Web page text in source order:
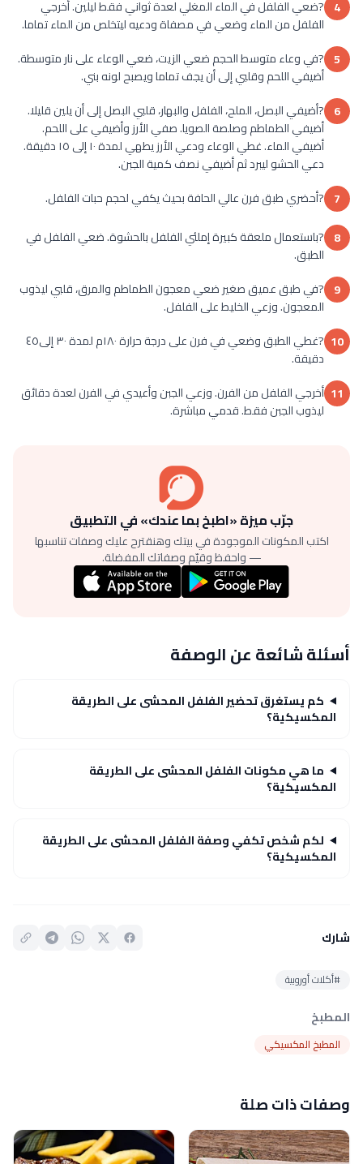
4 ?ضعي الفلفل في الماء المغلي لعدة ثواني فقط ليلين. أخرجي
الفلفل من الماء وضعي في مصفاة ودعيه ليتخلص من الماء تماما.
5 ?في وعاء متوسط الحجم ضعي الزيت، ضعي الوعاء على نار متوسطة.
أضيفي اللحم وقلبي إلى أن يجف تماما ويصبح لونه بني.
6 ?أضيفي البصل، الملح، الفلفل والبهار، قلبي البصل إلى أن يلين قليلا.
أضيفي الطماطم وصلصة الصويا. صفي الأرز وأضيفي على اللحم.
أضيفي الماء. غطي الوعاء ودعي الأرز يطهي لمدة ١٠ إلى ١٥ دقيقة.
دعي الحشو ليبرد ثم أضيفي نصف كمية الجبن.
7 ?أحضري طبق فرن عالي الحافة بحيث يكفي لحجم حبات الفلفل.
8 ?باستعمال ملعقة كبيرة إملئي الفلفل بالحشوة. ضعي الفلفل في
الطبق.
9 ?في طبق عميق صغير ضعي معجون الطماطم والمرق، قلبي ليذوب
المعجون. وزعي الخليط على الفلفل.
10
?غطي الطبق وضعي في فرن على درجة حرارة ١٨٠م لمدة ٣٠ إلى٤٥
دقيقة.
11 أخرجي الفلفل من الفرن. وزعي الجبن وأعيدي في الفرن لعدة دقائق
ليذوب الجبن فقط. قدمي مباشرة.
جرّب ميزة «اطبخ بما عندك» في التطبيق
اكتب المكونات الموجودة في بيتك وهنقترح عليك وصفات تناسبها
— واحفظ وقيّم وصفاتك المفضلة.
أسئلة شائعة عن الوصفة
كم يستغرق تحضير الفلفل المحشى على الطريقة
المكسيكية؟
ما هي مكونات الفلفل المحشى على الطريقة
المكسيكية؟
لكم شخص تكفي وصفة الفلفل المحشى على الطريقة
المكسيكية؟
شارك
#أكلات أوروبية
المطبخ
المطبخ المكسيكي
وصفات ذات صلة